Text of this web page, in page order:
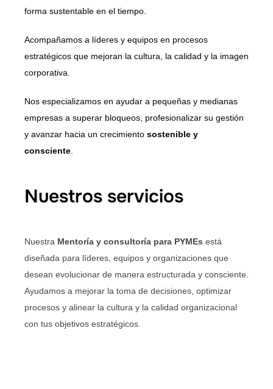
forma sustentable en el tiempo.
Acompañamos a líderes y equipos en procesos
estratégicos que mejoran la cultura, la calidad y la imagen
corporativa.
Nos especializamos en ayudar a pequeñas y medianas
empresas a superar bloqueos, profesionalizar su gestión
y avanzar hacia un crecimiento sostenible y
consciente
Nuestros servicios
Nuestra Mentoría y consultoría para PYMEs está
diseñada para líderes, equipos y organizaciones que
desean evolucionar de manera estructurada y consciente.
Ayudamos a mejorar la toma de decisiones, optimizar
procesos y alinear la cultura y la calidad organizacional
con tus objetivos estratégicos.